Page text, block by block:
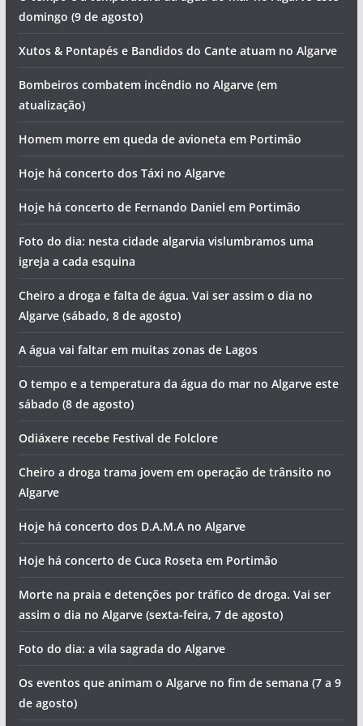
domingo (9 de agosto)
Xutos & Pontapés e Bandidos do Cante atuam no Algarve
Bombeiros combatem incêndio no Algarve (em
atualização)
Homem morre em queda de avioneta em Portimão
Hoje há concerto dos Táxi no Algarve
Hoje há concerto de Fernando Daniel em Portimão
Foto do dia: nesta cidade algarvia vislumbramos uma
igreja a cada esquina
Cheiro a droga e falta de água. Vai ser assim o dia no
Algarve (sábado, 8 de agosto)
A água vai faltar em muitas zonas de Lagos
O tempo e a temperatura da água do mar no Algarve este
sábado (8 de agosto)
Odiáxere recebe Festival de Folclore
Cheiro a droga trama jovem em operação de trânsito no
Algarve
Hoje há concerto dos D.A.M.A no Algarve
Hoje há concerto de Cuca Roseta em Portimão
Morte na praia e detenções por tráfico de droga. Vai ser
assim o dia no Algarve (sexta-feira, 7 de agosto)
Foto do dia: a vila sagrada do Algarve
Os eventos que animam o Algarve no fim de semana (7 a 9
de agosto)